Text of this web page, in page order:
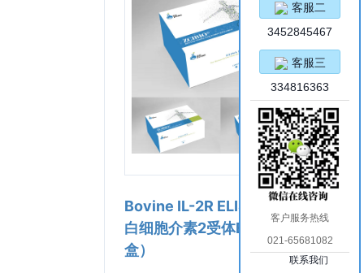
Bovine IL-2R ELISA Kit（牛
白细胞介素2受体ELISA试剂
盒）
客服二
3452845467
客服三
334816363
客户服务热线
021-65681082
联系我们